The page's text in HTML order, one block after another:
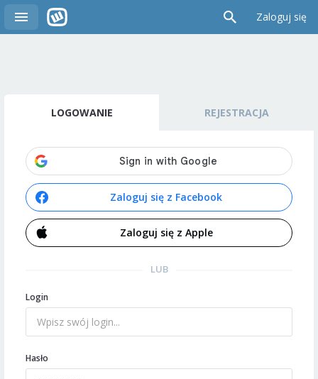
Zaloguj się
LOGOWANIE REJESTRACJA
Zaloguj się z Facebook
Zaloguj się z Apple
LUB
Login
Hasło